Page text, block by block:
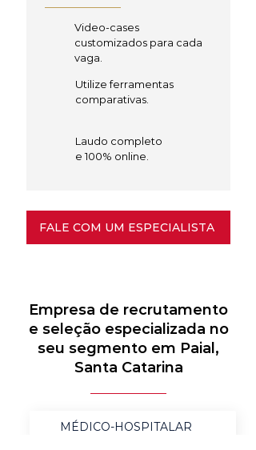
Video-cases
customizados para cada
vaga.
Utilize ferramentas
comparativas.
Laudo completo
e 100% online.
FALE COM UM ESPECIALISTA
Empresa de recrutamento
e seleção especializada no
seu segmento em Paial,
Santa Catarina
MÉDICO-HOSPITALAR